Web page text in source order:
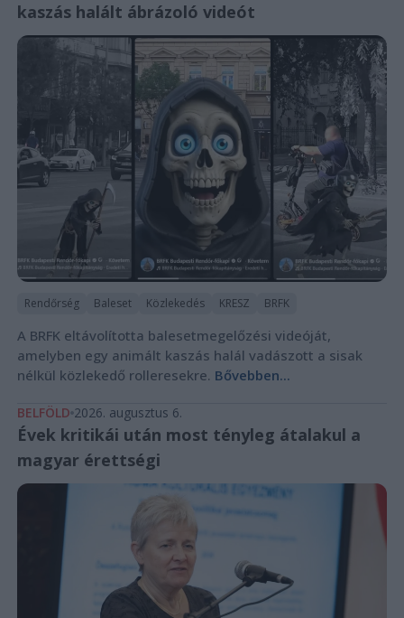
kaszás halált ábrázoló videót
Rendőrség Baleset Közlekedés KRESZ BRFK
A BRFK eltávolította balesetmegelőzési videóját,
amelyben egy animált kaszás halál vadászott a sisak
nélkül közlekedő rolleresekre. Bővebben...
BELFÖLD 2026. augusztus 6.
Évek kritikái után most tényleg átalakul a
magyar érettségi